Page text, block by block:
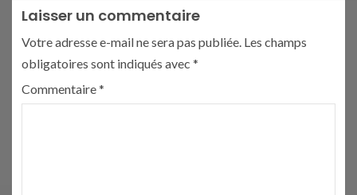
Laisser un commentaire
Votre adresse e-mail ne sera pas publiée. Les champs
obligatoires sont indiqués avec *
Commentaire*